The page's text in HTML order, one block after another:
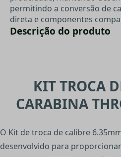
permitindo a conversão de
direta e componentes
Descrição do produto
KIT TROCA
CARABINA
O Kit de troca de calibre
desenvolvido para